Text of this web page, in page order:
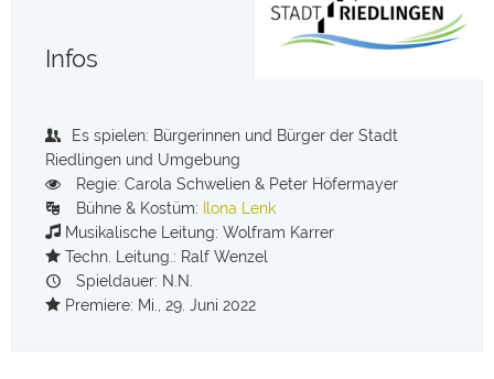
Infos
Es spielen: Bürgerinnen und Bürger der Stadt
Riedlingen und Umgebung
Regie: Carola Schwelien & Peter Höfermayer
Bühne & Kostüm: Ilona Lenk
Musikalische Leitung: Wolfram Karrer
Techn. Leitung.: Ralf Wenzel
Spieldauer: N.N.
Premiere: Mi., 29. Juni 2022